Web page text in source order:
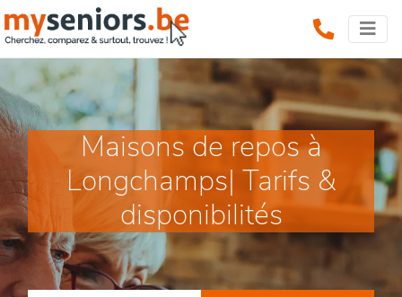
Maisons de repos à
Longchamps| Tarifs &
disponibilités